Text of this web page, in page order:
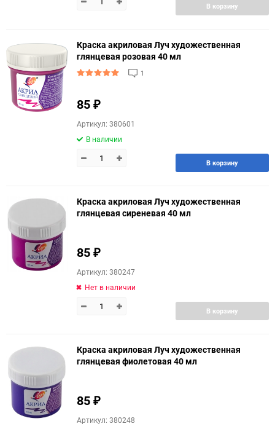
В корзину
Краска акриловая Луч художественная
глянцевая розовая 40 мл
1
85 ₽
Артикул: 380601
В наличии
В корзину
Краска акриловая Луч художественная
глянцевая сиреневая 40 мл
85 ₽
Артикул: 380247
Нет в наличии
В корзину
Краска акриловая Луч художественная
глянцевая фиолетовая 40 мл
85 ₽
Артикул: 380248